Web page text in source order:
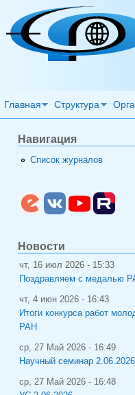
Перейти к основному
Главная Структура
Навигация
Список журналов
Новости
чт, 16 июл 2026 - 15:33
Поздравляем с медалью
чт, 4 июн 2026 - 16:43
Итоги конкурса работ
РАН
ср, 27 Май 2026 - 16:49
Научный семинар 2.06.2026
ср, 27 Май 2026 - 16:48